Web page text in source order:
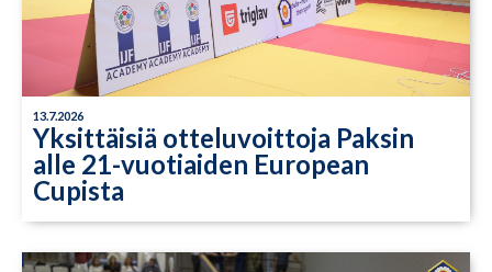
13.7.2026
Yksittäisiä otteluvoittoja Paksin
alle 21-vuotiaiden European
Cupista